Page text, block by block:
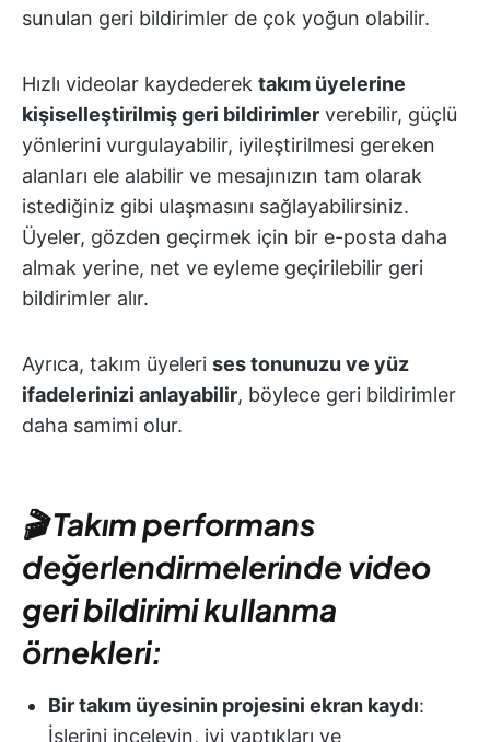
sunulan geri bildirimler de çok yoğun olabilir.
Hızlı videolar kaydederek takım üyelerine
kişiselleştirilmiş geri bildirimler verebilir, güçlü
yönlerini vurgulayabilir, iyileştirilmesi gereken
alanları ele alabilir ve mesajınızın tam olarak
istediğiniz gibi ulaşmasını sağlayabilirsiniz.
Üyeler, gözden geçirmek için bir e-posta daha
almak yerine, net ve eyleme geçirilebilir geri
bildirimler alır.
Ayrıca, takım üyeleri ses tonunuzu ve yüz
ifadelerinizi anlayabilir, böylece geri bildirimler
daha samimi olur.
🎬 Takım performans
değerlendirmelerinde video
geri bildirimi kullanma
örnekleri:
Bir takım üyesinin projesini ekran kaydı:
İşlerini inceleyin, iyi yaptıkları ve